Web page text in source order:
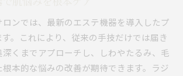
ンでは、最新のエステ機器を導入したプ
。これにより、従来の手技だけでは届き
くまでアプローチし、しわやたるみ、毛
本的な悩みの改善が期待できます。ラジ